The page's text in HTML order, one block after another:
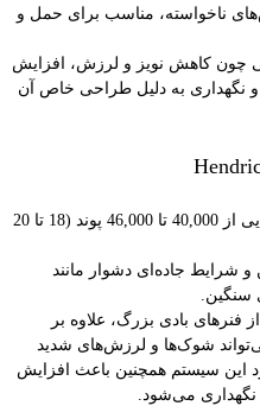
ناخواسته، مناسب برای حمل و
چون کاهش نویز و لرزش، افزایش
و نگهداری به دلیل طراحی خاص آن
ظرفیت باربری: این سری با ظرفیت‌هایی از 40,000 تا 46,000 پوند (18 تا 20
شرایط جاده‌ای دشوار مانند
سنگین.
فنرهای بادی بزرگ، علاوه بر
می‌تواند شوک‌ها و لرزش‌های شدید
این سیستم همچنین باعث افزایش
نگهداری می‌شود.